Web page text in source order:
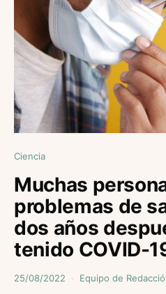
Ciencia
Muchas
problemas de
dos años
tenido COVID-
25/08/2022 Equipo de